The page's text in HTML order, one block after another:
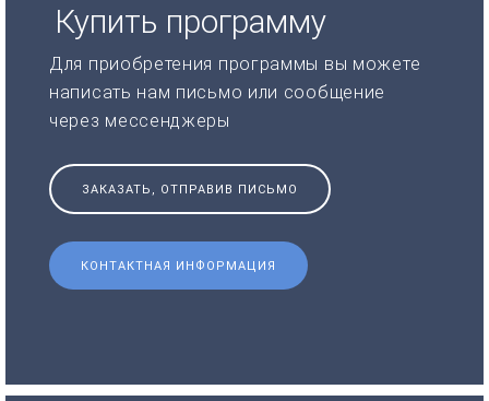
Купить программу
Для приобретения программы вы можете
написать нам письмо или сообщение
через мессенджеры
ЗАКАЗАТЬ, ОТПРАВИВ ПИСЬМО
КОНТАКТНАЯ ИНФОРМАЦИЯ